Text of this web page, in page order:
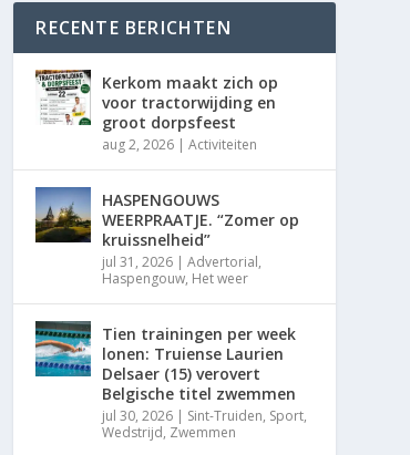
RECENTE BERICHTEN
Kerkom maakt zich op
voor tractorwijding en
groot dorpsfeest
aug 2, 2026 |Activiteiten
HASPENGOUWS
WEERPRAATJE. “Zomer op
kruissnelheid”
jul 31, 2026 |Advertorial,
Haspengouw, Het weer
Tien trainingen per week
lonen: Truiense Laurien
Delsaer (15) verovert
Belgische titel zwemmen
jul 30, 2026 | Sint-Truiden, Sport,
Wedstrijd, Zwemmen